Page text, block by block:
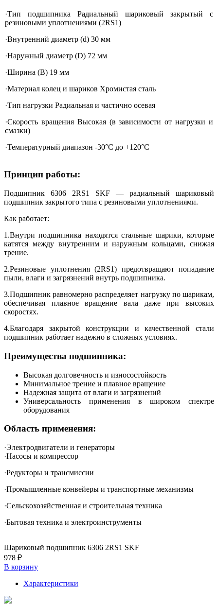
·Тип подшипника Радиальный шариковый закрытый с
резиновыми уплотнениями (2RS1)
·Внутренний диаметр (d) 30 мм
·Наружный диаметр (D) 72 мм
·Ширина (B) 19 мм
·Материал колец и шариков Хромистая сталь
·Тип нагрузки Радиальная и частично осевая
·Скорость вращения Высокая (в зависимости от нагрузки и
смазки)
·Температурный диапазон -30°C до +120°C
Принцип работы:
Подшипник 6306 2RS1 SKF — радиальный шариковый
подшипник закрытого типа с резиновыми уплотнениями.
Как работает:
1.Внутри подшипника находятся стальные шарики, которые
катятся между внутренним и наружным кольцами, снижая
трение.
2.Резиновые уплотнения (2RS1) предотвращают попадание
пыли, влаги и загрязнений внутрь подшипника.
3.Подшипник равномерно распределяет нагрузку по шарикам,
обеспечивая плавное вращение вала даже при высоких
скоростях.
4.Благодаря закрытой конструкции и качественной стали
подшипник работает надежно в сложных условиях.
Преимущества подшипника:
Высокая долговечность и износостойкость
Минимальное трение и плавное вращение
Надежная защита от влаги и загрязнений
Универсальность применения в широком спектре
оборудования
Область применения:
·Электродвигатели и генераторы
·Насосы и компрессор
·Редукторы и трансмиссии
·Промышленные конвейеры и транспортные механизмы
·Сельскохозяйственная и строительная техника
·Бытовая техника и электроинструменты
Шариковый подшипник 6306 2RS1 SKF
978 ₽
В корзину
Характеристики